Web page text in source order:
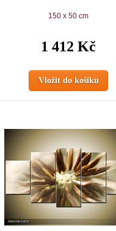
150 x 50 cm
1 412 Kč
Vložit do košíku